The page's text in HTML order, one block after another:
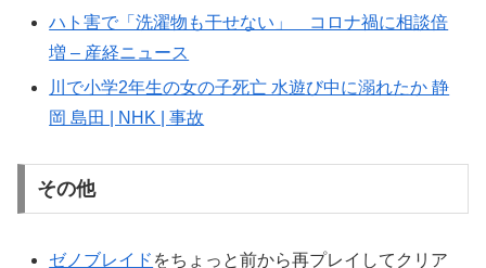
ハト害で「洗濯物も干せない」 コロナ禍に相談倍
増 – 産経ニュース
川で小学2年生の女の子死亡 水遊び中に溺れたか 静
岡 島田 | NHK | 事故
その他
ゼノブレイド をちょっと前から再プレイしてクリア